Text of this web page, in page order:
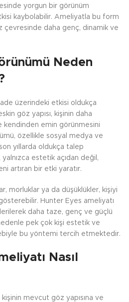
yorgun bir görünüm
kaybolabilir. Ameliyatla bu form
çevresinde daha genç, dinamik ve
Neden
üzerindeki etkisi oldukça
göz yapısı, kişinin daha
kendinden emin görünmesini
özellikle sosyal medya ve
yıllarda oldukça talep
estetik açıdan değil,
artıran bir etki yaratır.
morluklar ya da düşüklükler, kişiyi
Hunter Eyes ameliyatı
daha taze, genç ve güçlü
pek çok kişi estetik ve
bu yöntemi tercih etmektedir.
Nasıl
kişinin mevcut göz yapısına ve